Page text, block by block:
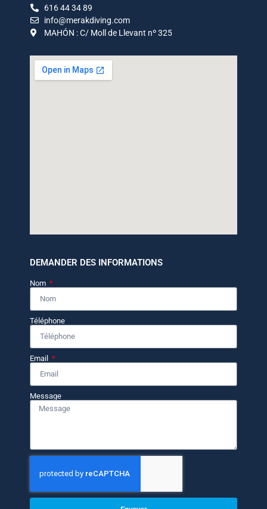
616 44 34 89
info@merakdiving.com
MAHÓN : C/ Moll de Llevant nº 325
DEMANDER DES INFORMATIONS
Nom
Téléphone
Email
Message